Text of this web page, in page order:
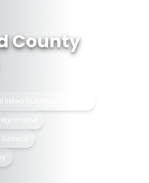
County
listed building complex